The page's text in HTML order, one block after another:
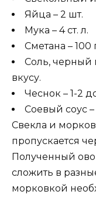
Яйца – 2 шт.
Мука – 4 ст. л.
Сметана – 100
Соль, черный
вкусу.
Чеснок – 1-2
Соевый соус
Свекла и
пропускается
Полученный
сложить в
морковкой